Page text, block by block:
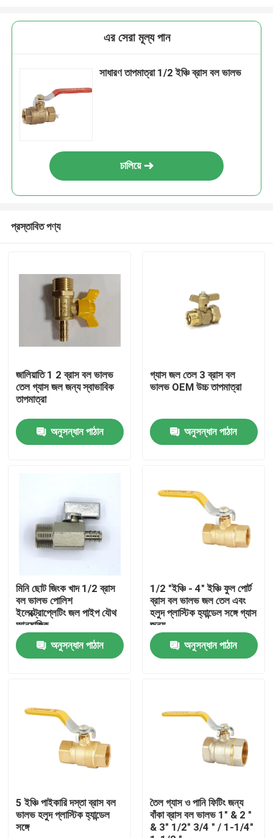
পণ্য
আমাদের সম্পর্কে
কারখানা ভ্রমণ
মান নিয়ন্ত্রণ
উদ্ধৃতির জন্য আবেদন
ব্রাস বিবকক ভালভ
ব্রাস বল ভালভ
এর সেরা মূল্য পান
সাধারণ তাপমাত্রা 1/2 ইঞ্চি ব্রাস বল ভালভ
চালিয়ে
প্রস্তাবিত পণ্য
জালিয়াতি 1 2 ব্রাস বল ভালভ
তেল গ্যাস জল জন্য স্বাভাবিক
তাপমাত্রা
অনুসন্ধান পাঠান
গ্যাস জল তেল 3 ব্রাস বল
ভালভ OEM উচ্চ তাপমাত্রা
অনুসন্ধান পাঠান
মিনি ছোট জিংক খাদ 1/2 ব্রাস
বল ভালভ পোলিশ
ইলেক্ট্রোপ্লেটিং জল পাইপ যৌথ
আনুষাঙ্গিক
অনুসন্ধান পাঠান
1/2 "ইঞ্চি - 4" ইঞ্চি ফুল পোর্ট
ব্রাস বল ভালভ জল তেল এবং
হলুদ প্লাস্টিক হ্যান্ডেল সঙ্গে গ্যাস
জন্য
অনুসন্ধান পাঠান
5 ইঞ্চি পাইকারি দস্তা ব্রাস বল
ভালভ হলুদ প্লাস্টিক হ্যান্ডেল
সঙ্গে
তৈল গ্যাস ও পানি ফিটিং জন্য
বাঁকা ব্রাস বল ভালভ 1" & 2 "
& 3" 1/2" 3/4 " / 1-1/4"